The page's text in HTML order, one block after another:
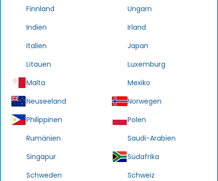
Finnland
Ungarn
Indien
Irland
Italien
Japan
Litauen
Luxemburg
Malta
Mexiko
Neuseeland
Norwegen
Philippinen
Polen
Rumänien
Saudi-Arabien
Singapur
Südafrika
Schweden
Schweiz